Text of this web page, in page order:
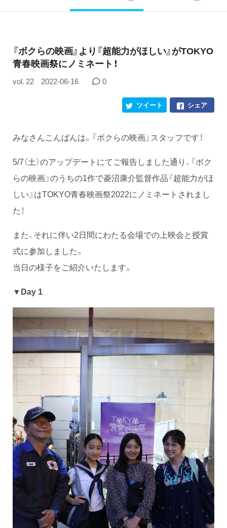
『ボクらの映画』より『超能力がほしい』がTOKYO
青春映画祭にノミネート！
vol. 22 2022-06-16 0
シェア
ツイート
みなさんこんばんは。『ボクらの映画』スタッフです！
5/7（土）のアップデートにてご報告しました通り、『ボク
らの映画』のうちの1作で菱沼康介監督作品『超能力がほ
しい』はTOKYO青春映画祭2022にノミネートされまし
た！
また、それに伴い2日間にわたる会場での上映会と授賞
式に参加しました。
当日の様子をご紹介いたします。
▼Day 1